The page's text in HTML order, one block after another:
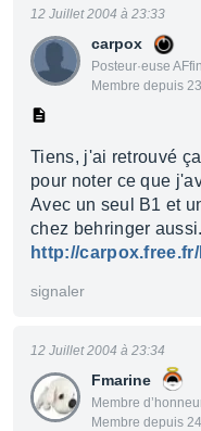
carpox
Posteur·euse
Membre depuis
12 Juillet 2004 à 23:33
Tiens, j'ai retrouvé
pour noter ce que
Avec un seul B1 et
chez behringer aussi.
http://
signaler
Fmarine
Membre
Membre depuis
12 Juillet 2004 à 23:34